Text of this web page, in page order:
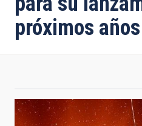
próximos años